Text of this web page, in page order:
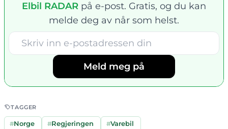
Elbil RADAR på e-post. Gratis, og du kan
melde deg av når som helst.
Meld meg på
TAGGER
#Norge #Regjeringen #Varebil